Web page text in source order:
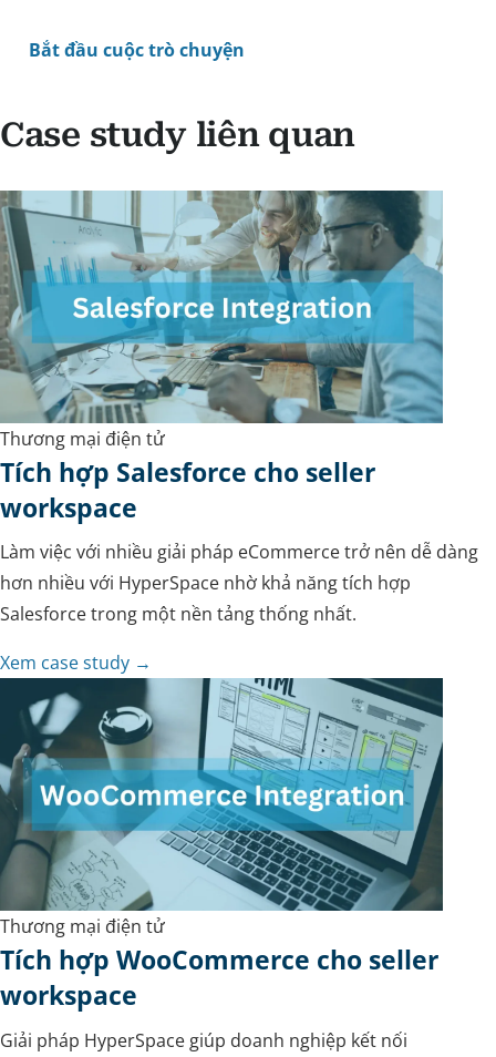
Bắt đầu cuộc trò chuyện
Case study liên quan
Thương mại điện tử
Tích hợp Salesforce cho seller
workspace
Làm việc với nhiều giải pháp eCommerce trở nên dễ dàng
hơn nhiều với HyperSpace nhờ khả năng tích hợp
Salesforce trong một nền tảng thống nhất.
Xem case study →
Thương mại điện tử
Tích hợp WooCommerce cho seller
workspace
Giải pháp HyperSpace giúp doanh nghiệp kết nối